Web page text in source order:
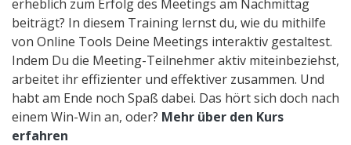
erheblich zum Erfolg des Meetings am Nachmittag
beiträgt? In diesem Training lernst du, wie du mithilfe
von Online Tools Deine Meetings interaktiv gestaltest.
Indem Du die Meeting-Teilnehmer aktiv miteinbeziehst,
arbeitet ihr effizienter und effektiver zusammen. Und
habt am Ende noch Spaß dabei. Das hört sich doch nach
einem Win-Win an, oder? Mehr über den Kurs
erfahren